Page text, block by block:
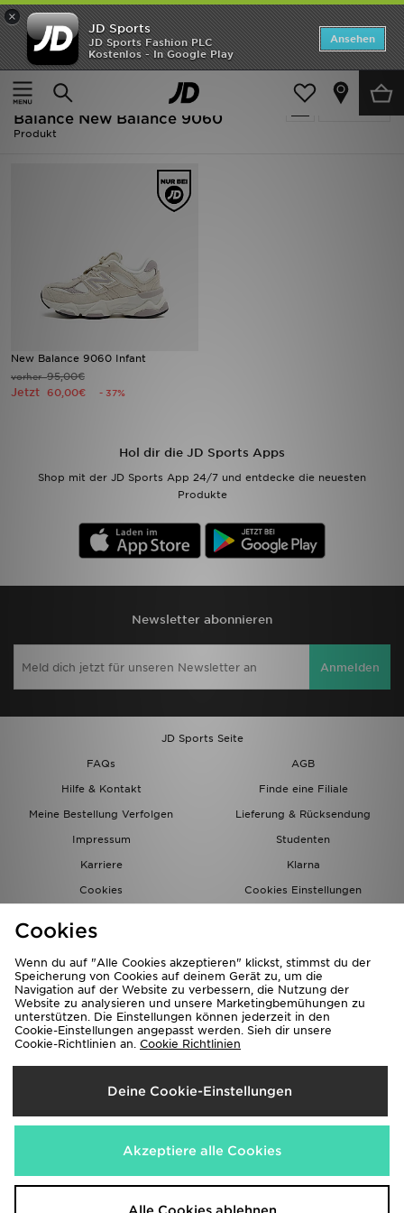
×
JD Sports
JD Sports Fashion PLC
Kostenlos - In Google Play
Ansehen
Home
Kinder
Verfeinern
Ausverkauf | Kinder - Beige New
Balance New Balance 9060
Produkt
New Balance 9060 Infant
vorher95,00€
Jetzt 60,00€ - 37%
Hol dir die JD Sports Apps
Shop mit der JD Sports App 24/7 und entdecke die neuesten
Produkte
Newsletter abonnieren
Anmelden
JD Sports Seite
FAQs
AGB
Hilfe & Kontakt
Finde eine Filiale
Meine Bestellung Verfolgen
Lieferung & Rücksendung
Impressum
Studenten
Karriere
Klarna
Cookies
Cookies Einstellungen
Partnerprogramm
Lieferung Nach
Deutschland
ANGEBOTE
Neuheiten
Herren
Fußball
Sport
Mein JD
Hilfe & Kontakt
Cookies
Wenn du auf "Alle Cookies akzeptieren" klickst, stimmst du der
Speicherung von Cookies auf deinem Gerät zu, um die
Navigation auf der Website zu verbessern, die Nutzung der
Website zu analysieren und unsere Marketingbemühungen zu
unterstützen. Die Einstellungen können jederzeit in den
Cookie-Einstellungen angepasst werden. Sieh dir unsere
Cookie-Richtlinien an. Cookie Richtlinien
Deine Cookie-Einstellungen
Akzeptiere alle Cookies